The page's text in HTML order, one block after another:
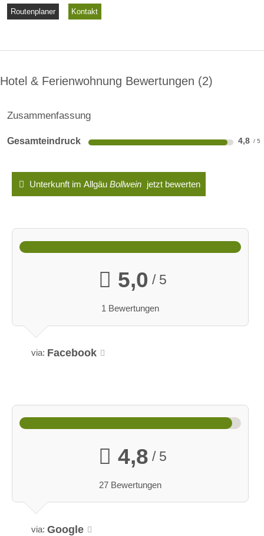
Routenplaner Kontakt
Hotel & Ferienwohnung Bewertungen 2
Zusammenfassung
Gesamteindruck 4,8
Unterkunft im Allgäu Bollwein jetzt bewerten
5,0 / 5
1 Bewertungen
via: Facebook
4,8 / 5
27 Bewertungen
via: Google